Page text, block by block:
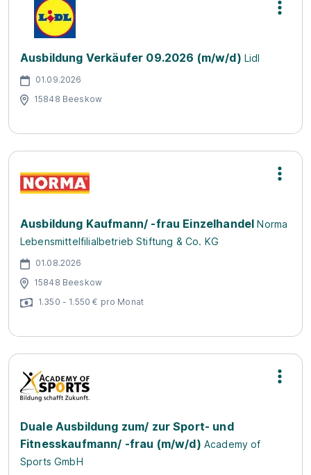
Ausbildung Verkäufer 09.2026 (m/w/d) Lidl
01.09.2026
15848 Beeskow
Ausbildung Kaufmann/ -frau Einzelhandel Norma
Lebensmittelfilialbetrieb Stiftung & Co. KG
01.08.2026
15848 Beeskow
1.350 - 1.550 € pro Monat
Duale Ausbildung zum/ zur Sport- und
Fitnesskaufmann/ -frau (m/w/d) Academy of
Sports GmbH